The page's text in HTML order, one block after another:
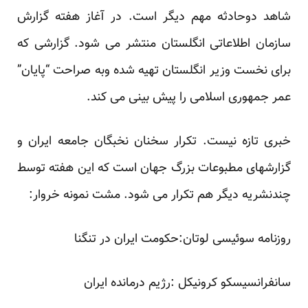
شاهد دوحادثه مهم دیگر است. در آغاز هفته گزارش
سازمان اطلاعاتی انگلستان منتشر می شود. گزارشی که
برای نخست وزیر انگلستان تهیه شده وبه صراحت “پایان”
عمر جمهوری اسلامی را پیش بینی می کند.
خبری تازه نیست. تکرار سخنان نخبگان جامعه ایران و
گزارشهای مطبوعات بزرگ جهان است که این هفته توسط
چندنشریه دیگر هم تکرار می شود. مشت نمونه خروار:
روزنامه سوئیسی لوتان:حکومت ایران در تنگنا
سانفرانسیسکو کرونیکل :رژیم درمانده ایران